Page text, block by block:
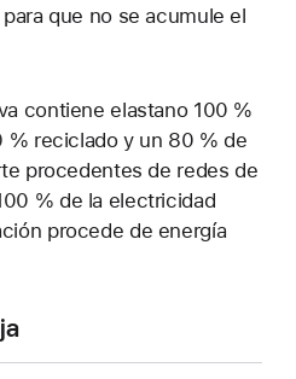
que no se acumule el
contiene elastano 100 %
% reciclado y un 80 % de
procedentes de redes de
% de la electricidad
procede de energía